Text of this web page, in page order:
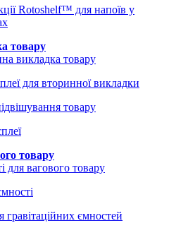
Rotoshelf™ для напоїв у
товару
викладка товару
для вторинної викладки
товару
товару
для вагового товару
гравітаційних ємностей